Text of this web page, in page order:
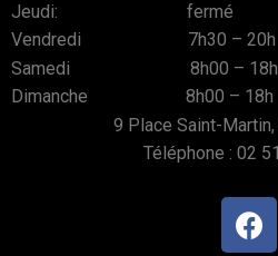
Jeudi: fermé
Vendredi 7h30 – 20h
Samedi 8h00 – 18h
Dimanche 8h00 – 18h
9 Place Saint-
Téléphone : 02